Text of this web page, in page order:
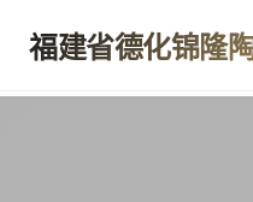
福建省德化锦隆